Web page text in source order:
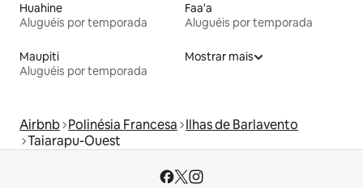
Huahine
Aluguéis por temporada
Faa'a
Aluguéis por temporada
Maupiti
Aluguéis por temporada
Mostrar mais
Airbnb Polinésia Francesa Ilhas de Barlavento
Taiarapu-Ouest